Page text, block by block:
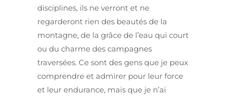
disciplines, ils ne verront et ne
regarderont rien des beautés de la
montagne, de la grâce de l’eau qui court
ou du charme des campagnes
traversées. Ce sont des gens que je peux
comprendre et admirer pour leur force
et leur endurance, mais que je n’ai